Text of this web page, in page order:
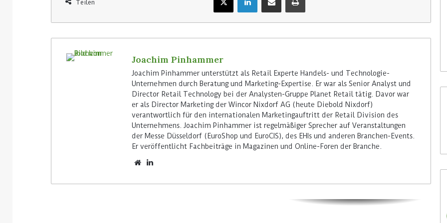
Teilen
Joachim Pinhammer
Joachim Pinhammer unterstützt als Retail Experte Handels- und Technologie-
Unternehmen durch Beratung und Marketing-Expertise. Er war als Senior Analyst und
Director Retail Technology bei der Analysten-Gruppe Planet Retail tätig. Davor war
er als Director Marketing der Wincor Nixdorf AG (heute Diebold Nixdorf)
verantwortlich für den internationalen Marketingauftritt der Retail Division des
Unternehmens. Joachim Pinhammer ist regelmäßiger Sprecher auf Veranstaltungen
der Messe Düsseldorf (EuroShop und EuroCIS), des EHIs und anderen Branchen-Events.
Er veröffentlicht Fachbeiträge in Magazinen und Online-Foren der Branche.
5. August 2026
Homebase USA wird die Tally-
31. Juli 2026